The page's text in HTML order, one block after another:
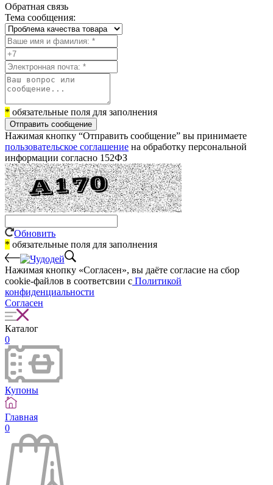
Обратная связь
Тема сообщения:
* обязательные поля для заполнения
Отправить сообщение
Нажимая кнопку “Отправить сообщение” вы принимаете
пользовательское соглашение на обработку персональной
информации согласно 152ФЗ
Обновить
* обязательные поля для заполнения
Нажимая кнопку «Согласен», вы даёте cогласие на сбор
cookie-файлов в соответсвии с Политикой
конфиденциальности
Согласен
Каталог
0
Купоны
Главная
0